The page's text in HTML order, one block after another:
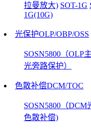
拉曼放大) SOT-1G
1G(10G)
光保护OLP/OBP/OSS
SOSN5800（OLP
光旁路保护）
色散补偿DCM/TOC
SOSN5800（DCM
色散补偿)